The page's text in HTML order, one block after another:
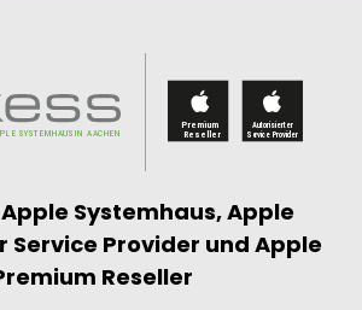
Systemhaus,Apple
Service Provider und Apple
Reseller